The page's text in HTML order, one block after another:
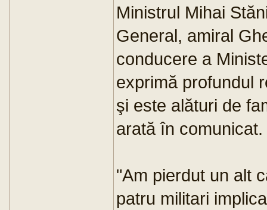
Ministrul Mihai
General, amiral
conducere a
exprimă profundul
şi este alături de
arată în comunicat.
"Am pierdut un alt
patru militari